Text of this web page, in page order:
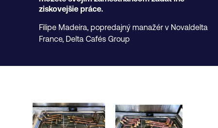
ziskovejšie práce.
Filipe Madeira, popredajný manažér v Novaldelta
France, Delta Cafés Group